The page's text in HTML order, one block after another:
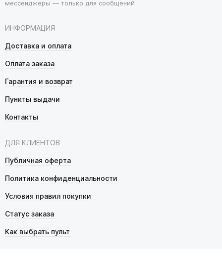
ИНФОРМАЦИЯ
Доставка и оплата
Оплата заказа
Гарантия и возврат
Пункты выдачи
Контакты
ДЛЯ КЛИЕНТОВ
Публичная оферта
Политика конфиденциальности
Условия правил покупки
Статус заказа
Как выбрать пульт
мессенджеры — только для сообщений